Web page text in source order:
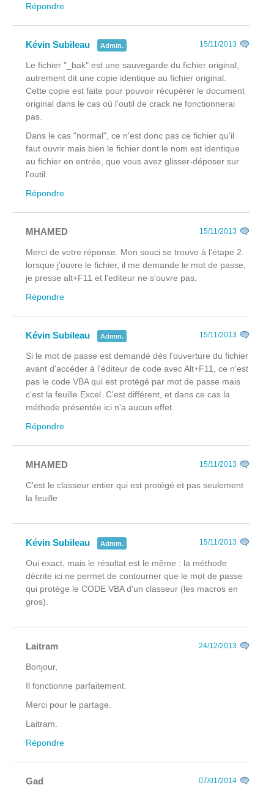
Répondre
Kévin Subileau Admin. 15/11/2013
Le fichier "_bak" est une sauvegarde du fichier original,
autrement dit une copie identique au fichier original.
Cette copie est faite pour pouvoir récupérer le document
original dans le cas où l'outil de crack ne fonctionnerai
pas.
Dans le cas "normal", ce n'est donc pas ce fichier qu'il
faut ouvrir mais bien le fichier dont le nom est identique
au fichier en entrée, que vous avez glisser-déposer sur
l'outil.
Répondre
MHAMED 15/11/2013
Merci de votre réponse. Mon souci se trouve à l’étape 2.
lorsque j'ouvre le fichier, il me demande le mot de passe,
je presse alt+F11 et l'editeur ne s'ouvre pas,
Répondre
Kévin Subileau Admin. 15/11/2013
Si le mot de passe est demandé dès l'ouverture du fichier
avant d'accéder à l'éditeur de code avec Alt+F11, ce n'est
pas le code VBA qui est protégé par mot de passe mais
c'est la feuille Excel. C'est différent, et dans ce cas la
méthode présentée ici n'a aucun effet.
Répondre
MHAMED 15/11/2013
C'est le classeur entier qui est protégé et pas seulement
la feuille
Kévin Subileau Admin. 15/11/2013
Oui exact, mais le résultat est le même : la méthode
décrite ici ne permet de contourner que le mot de passe
qui protège le CODE VBA d'un classeur (les macros en
gros).
Laitram 24/12/2013
Bonjour,
Il fonctionne parfaitement.
Merci pour le partage.
Laitram.
Répondre
Gad 07/01/2014